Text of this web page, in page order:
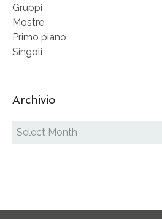
Gruppi
Mostre
Primo piano
Singoli
Archivio